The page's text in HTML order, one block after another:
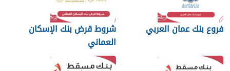
فروع بنك عمان العربي
شروط قرض بنك الإسكان
العماني